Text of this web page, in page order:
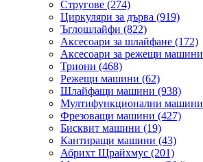
Стругове (274)
Циркуляри за дърва (919)
Ъглошлайфи (822)
Аксесоари за шлайфане (172)
Аксесоари за режещи машини
Триони (468)
Режещи машини (62)
Шлайфащи машини (938)
Мултифункционални машини
Фрезоващи машини (427)
Бисквит машини (19)
Кантиращи машини (43)
Абрихт Щрайхмус (201)